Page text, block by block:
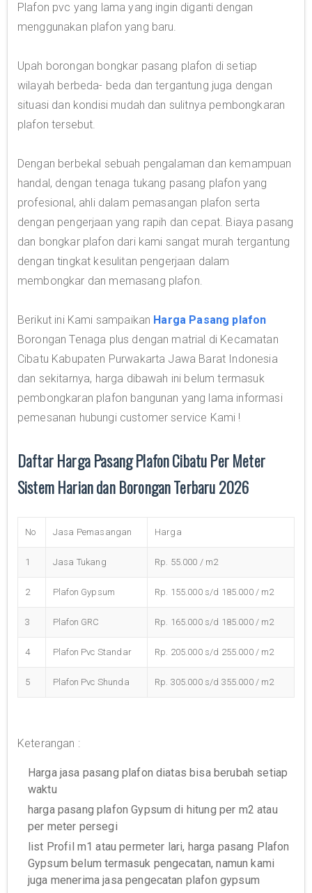
Plafon pvc yang lama yang ingin diganti dengan
menggunakan plafon yang baru.
Upah borongan bongkar pasang plafon di setiap
wilayah berbeda- beda dan tergantung juga dengan
situasi dan kondisi mudah dan sulitnya pembongkaran
plafon tersebut.
Dengan berbekal sebuah pengalaman dan kemampuan
handal, dengan tenaga tukang pasang plafon yang
profesional, ahli dalam pemasangan plafon serta
dengan pengerjaan yang rapih dan cepat. Biaya pasang
dan bongkar plafon dari kami sangat murah tergantung
dengan tingkat kesulitan pengerjaan dalam
membongkar dan memasang plafon.
Berikut ini Kami sampaikan Harga Pasang plafon
Borongan Tenaga plus dengan matrial di Kecamatan
Cibatu Kabupaten Purwakarta Jawa Barat Indonesia
dan sekitarnya, harga dibawah ini belum termasuk
pembongkaran plafon bangunan yang lama informasi
pemesanan hubungi customer service Kami !
Daftar Harga Pasang Plafon Cibatu Per Meter
Sistem Harian dan Borongan Terbaru 2026
No Jasa Pemasangan Harga
1 Jasa Tukang Rp. 55.000 / m2
2 Plafon Gypsum Rp. 155.000 s/d 185.000 / m2
3 Plafon GRC Rp. 165.000 s/d 185.000 / m2
4 Plafon Pvc Standar Rp. 205.000 s/d 255.000 / m2
5 Plafon Pvc Shunda Rp. 305.000 s/d 355.000 / m2
Keterangan :
Harga jasa pasang plafon diatas bisa berubah setiap
waktu
harga pasang plafon Gypsum di hitung per m2 atau
per meter persegi
list Profil m1 atau permeter lari, harga pasang Plafon
Gypsum belum termasuk pengecatan, namun kami
juga menerima jasa pengecatan plafon gypsum